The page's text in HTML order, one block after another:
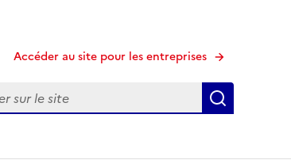
Accéder au site pour les entreprises